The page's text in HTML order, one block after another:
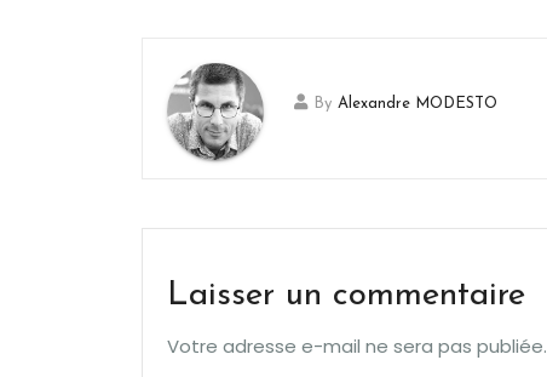
By Alexandre MODESTO
Laisser un commentaire
Votre adresse e-mail ne sera pas publiée.